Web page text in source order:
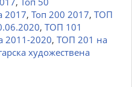
2017, Топ 200 2017, ТОП
, ТОП 101
2011-2020, ТОП 201 на
художествена